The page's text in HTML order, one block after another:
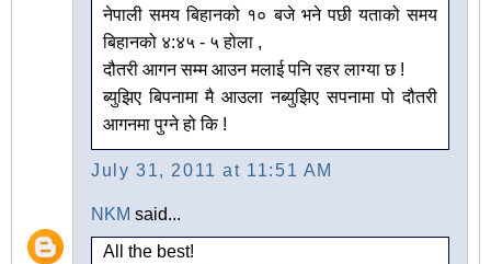
नेपाली समय बिहानको १० बजे भने पछी यताको समय
बिहानको ४:४५ - ५ होला ,
दौतरी आगन सम्म आउन मलाई पनि रहर लाग्या छ !
ब्युझिए बिपनामा मै आउला नब्युझिए सपनामा पो दौतरी
आगनमा पुग्ने हो कि !
July 31, 2011 at 11:51 AM
NKM said...
All the best!